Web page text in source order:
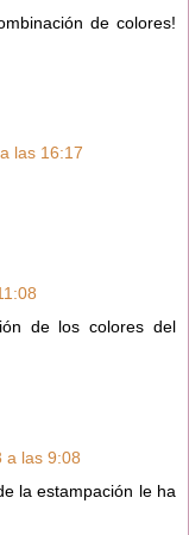
de colores!
las 16:17
de los colores del
a las 9:08
la estampación le ha